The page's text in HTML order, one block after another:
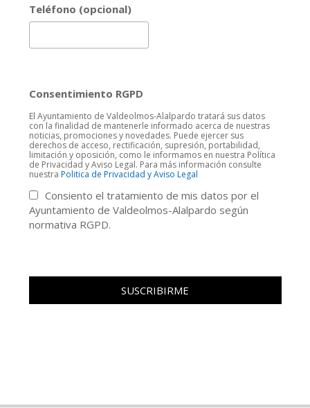
Teléfono (opcional)
Consentimiento RGPD
El Ayuntamiento de Valdeolmos-Alalpardo tratará sus datos
con la finalidad de mantenerle informado acerca de nuestras
noticias, promociones y novedades. Puede ejercer sus
derechos de acceso, rectificación, supresión, portabilidad,
limitación y oposición, como le informamos en nuestra Política
de Privacidad y Aviso Legal. Para más información consulte
nuestra Politica de Privacidad y Aviso Legal
Consiento el tratamiento de mis datos por el
Ayuntamiento de Valdeolmos-Alalpardo según
normativa RGPD.